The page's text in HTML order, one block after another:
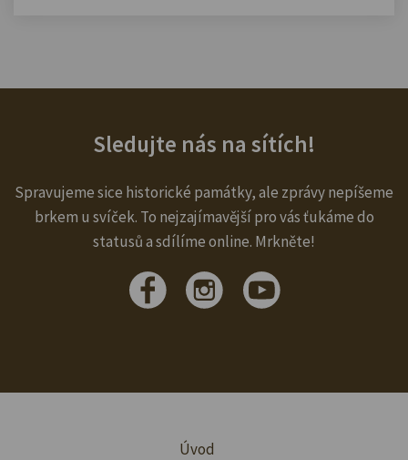
Sledujte nás na sítích!
Spravujeme sice historické památky, ale zprávy nepíšeme
brkem u svíček. To nejzajímavější pro vás ťukáme do
statusů a sdílíme online. Mrkněte!
Úvod